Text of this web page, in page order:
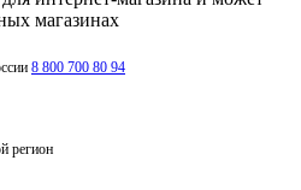
магазинах
8 800 700 80 94
регион